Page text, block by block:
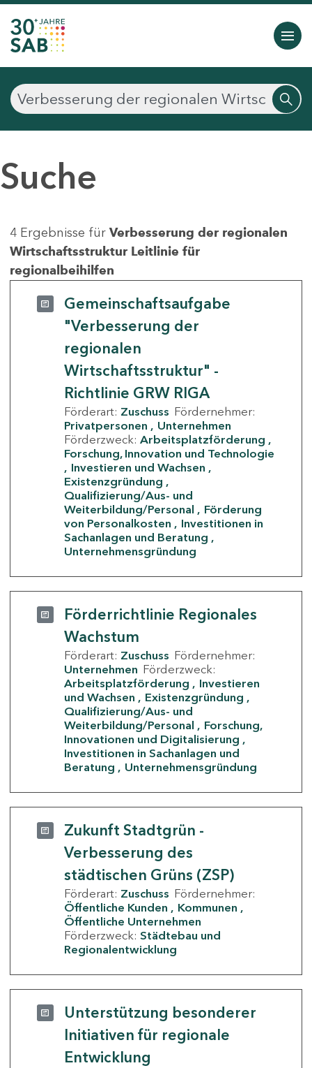
Suche
4 Ergebnisse für Verbesserung der regionalen
Wirtschaftsstruktur Leitlinie für
regionalbeihilfen
Gemeinschaftsaufgabe
"Verbesserung der
regionalen
Wirtschaftsstruktur" -
Richtlinie GRW RIGA
Förderart: Zuschuss Fördernehmer:
Privatpersonen
Unternehmen
Förderzweck: Arbeitsplatzförderung
Forschung, Innovation und Technologie
Investieren und Wachsen
Existenzgründung
Qualifizierung/Aus- und
Weiterbildung/Personal
Förderung
von Personalkosten
Investitionen in
Sachanlagen und Beratung
Unternehmensgründung
Förderrichtlinie Regionales
Wachstum
Förderart: Zuschuss Fördernehmer:
Unternehmen Förderzweck:
Arbeitsplatzförderung
Investieren
und Wachsen
Existenzgründung
Qualifizierung/Aus- und
Weiterbildung/Personal
Forschung,
Innovationen und Digitalisierung
Investitionen in Sachanlagen und
Beratung
Unternehmensgründung
Zukunft Stadtgrün -
Verbesserung des
städtischen Grüns (ZSP)
Förderart: Zuschuss Fördernehmer:
Öffentliche Kunden
Kommunen
Öffentliche Unternehmen
Förderzweck: Städtebau und
Regionalentwicklung
Unterstützung besonderer
Initiativen für regionale
Entwicklung